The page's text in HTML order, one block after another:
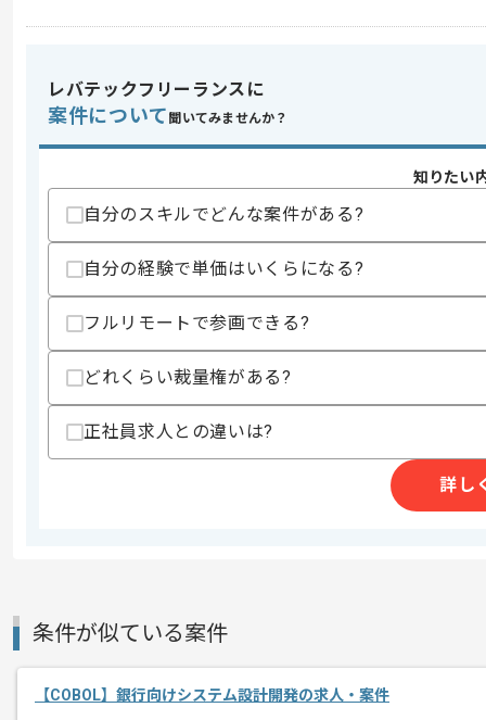
その他募集要項
エージェントからのコ
メント
コンピュータソフトウェアを中核技術
今回は、自治体向けアプリケーション
COBOLを用いた開発経験をお持ちの方
基本的には常駐での作業を見込んでおり
チームでの開発が得意な方にマッチしま
レバテックフリーランスに
案件について 聞いてみませんか？
知りたい
自分のスキルでどんな案件がある?
自分の経験で単価はいくらになる?
フルリモートで参画できる?
どれくらい裁量権がある?
正社員求人との違いは?
詳し
条件が似ている案件
【COBOL】銀行向けシステム設計開発の求人・案件